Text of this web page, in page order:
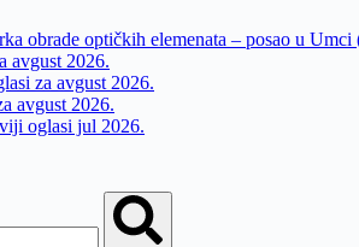
obrade optičkih elemenata – posao u Umci
avgust 2026.
za avgust 2026.
avgust 2026.
oglasi jul 2026.